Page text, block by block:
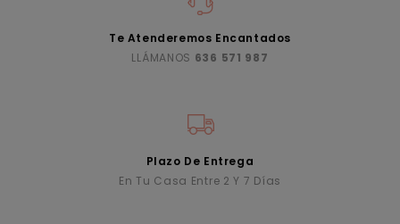
Te Atenderemos Encantados
LLÁMANOS 636 571 987
Plazo De Entrega
En Tu Casa Entre 2 Y 7 Días